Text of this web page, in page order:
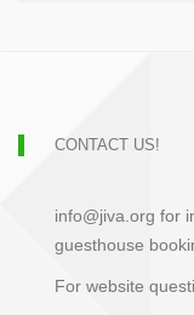
CONTACT US!
info@jiva.org for
guesthouse
For website